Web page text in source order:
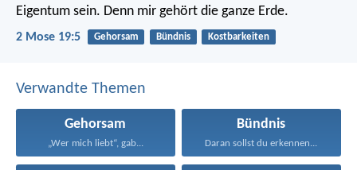
Eigentum sein. Denn mir gehört die ganze Erde.
2 Mose 19:5 Gehorsam Bündnis Kostbarkeiten
Verwandte Themen
Gehorsam
„Wer mich liebt“, gab...
Bündnis
Daran sollst du erkennen...